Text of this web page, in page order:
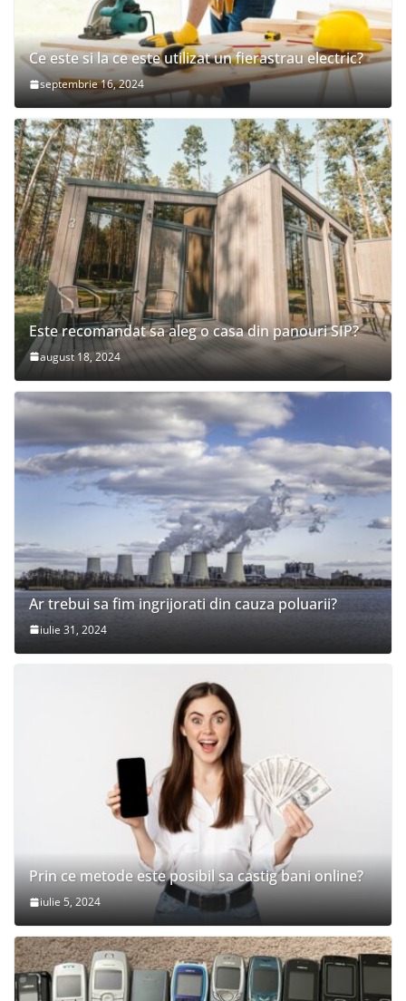
Ce este si la ce este utilizat un fierastrau electric?
septembrie 16, 2024
Este recomandat sa aleg o casa din panouri SIP?
august 18, 2024
Ar trebui sa fim ingrijorati din cauza poluarii?
iulie 31, 2024
Prin ce metode este posibil sa castig bani online?
iulie 5, 2024